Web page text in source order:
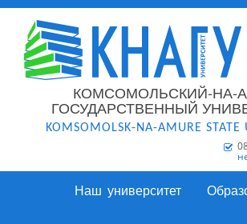
КОМСОМОЛЬСКИЙ-НА-
ГОСУДАРСТВЕННЫЙ
KOMSOMOLSK-NA-AMURE STATE
Наш университет